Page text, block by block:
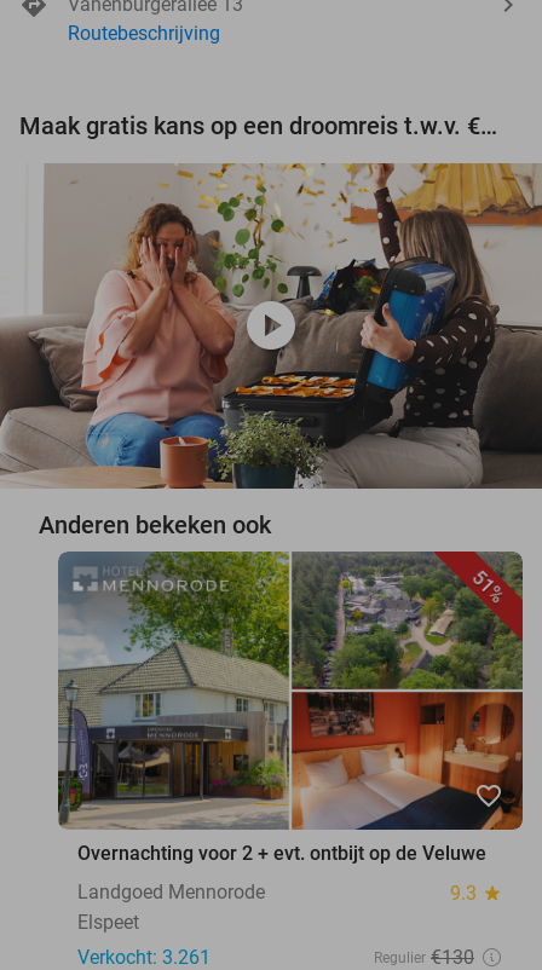
Routebeschrijving
Maak gratis kans op een droomreis t.w.v. €3.000!
play_circle
Anderen bekeken ook
51%
favorite_border
Overnachting voor 2 + evt. ontbijt op de Veluwe
Landgoed Mennorode
9.3 star
Elspeet
Verkocht: 3.261
Regulier €130